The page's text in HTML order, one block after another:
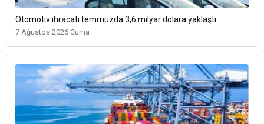
Otomotiv ihracatı temmuzda 3,6 milyar dolara yaklaştı
7 Ağustos 2026 Cuma